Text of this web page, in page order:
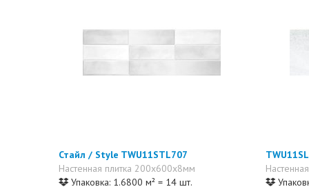
Стайл / Style TWU11STL707
Настенная плитка 200x600x8мм
Упаковка: 1.6800 м² = 14 шт.